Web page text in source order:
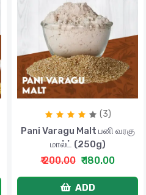
(3)
Pani Varagu Malt பனி வரகு
மால்ட் (250g)
₹ 200.00 ₹ 180.00
ADD